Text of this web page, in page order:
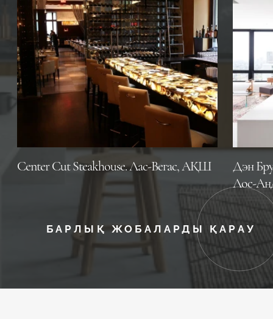
Center Cut Steakhouse. Лас-Вегас, АҚШ
Дэн
Лос-
БАРЛЫҚ ЖОБАЛАРДЫ ҚАРАУ